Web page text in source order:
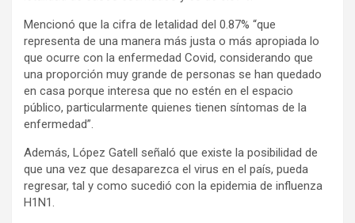
Mencionó que la cifra de letalidad del 0.87% “que
representa de una manera más justa o más apropiada lo
que ocurre con la enfermedad Covid, considerando que
una proporción muy grande de personas se han quedado
en casa porque interesa que no estén en el espacio
público, particularmente quienes tienen síntomas de la
enfermedad”.
Además, López Gatell señaló que existe la posibilidad de
que una vez que desaparezca el virus en el país, pueda
regresar, tal y como sucedió con la epidemia de influenza
H1N1.